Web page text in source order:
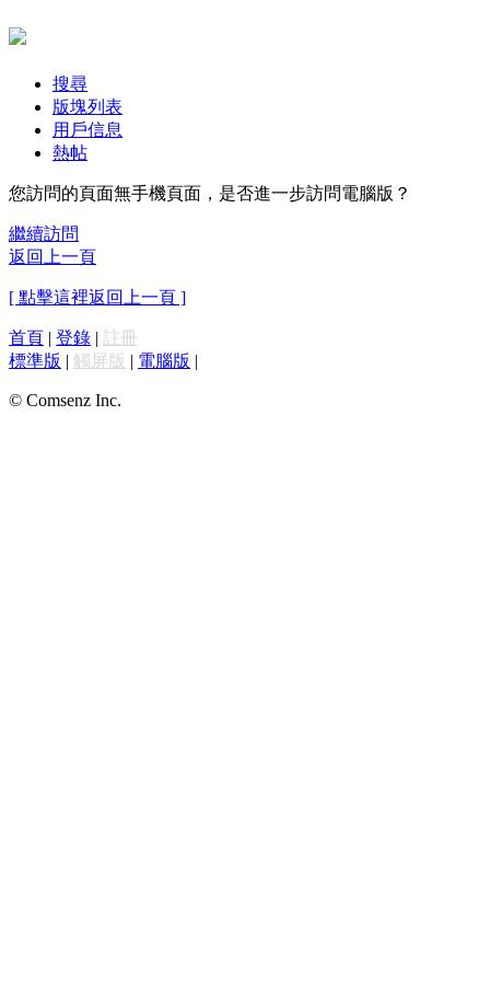
搜尋
版塊列表
用戶信息
熱帖
您訪問的頁面無手機頁面，是否進一步訪問電腦版？
繼續訪問
返回上一頁
[ 點擊這裡返回上一頁 ]
首頁 | 登錄 | 註冊
標準版 | 觸屏版 | 電腦版 |
© Comsenz Inc.